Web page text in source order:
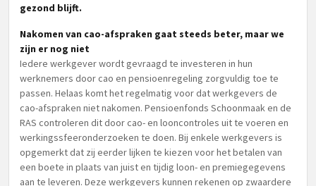
gezond blijft.
Nakomen van cao-afspraken gaat steeds beter, maar we
zijn er nog niet
Iedere werkgever wordt gevraagd te investeren in hun
werknemers door cao en pensioenregeling zorgvuldig toe te
passen. Helaas komt het regelmatig voor dat werkgevers de
cao-afspraken niet nakomen. Pensioenfonds Schoonmaak en de
RAS controleren dit door cao- en looncontroles uit te voeren en
werkingssfeeronderzoeken te doen. Bij enkele werkgevers is
opgemerkt dat zij eerder lijken te kiezen voor het betalen van
een boete in plaats van juist en tijdig loon- en premiegegevens
aan te leveren. Deze werkgevers kunnen rekenen op zwaardere